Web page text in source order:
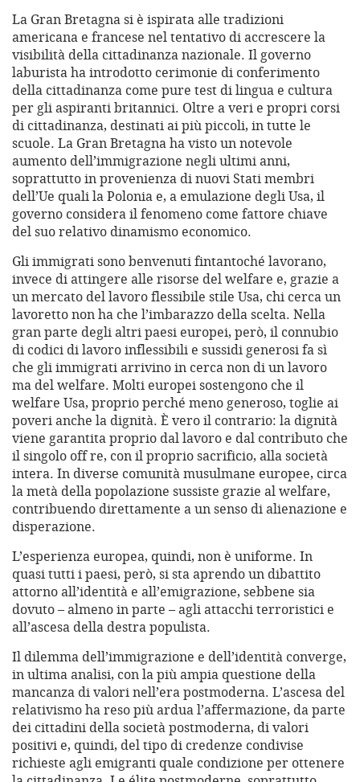
La Gran Bretagna si è ispirata alle tradizioni
americana e francese nel tentativo di accrescere la
visibilità della cittadinanza nazionale. Il governo
laburista ha introdotto cerimonie di conferimento
della cittadinanza come pure test di lingua e cultura
per gli aspiranti britannici. Oltre a veri e propri corsi
di cittadinanza, destinati ai più piccoli, in tutte le
scuole. La Gran Bretagna ha visto un notevole
aumento dell’immigrazione negli ultimi anni,
soprattutto in provenienza di nuovi Stati membri
dell’Ue quali la Polonia e, a emulazione degli Usa, il
governo considera il fenomeno come fattore chiave
del suo relativo dinamismo economico.
Gli immigrati sono benvenuti fintantoché lavorano,
invece di attingere alle risorse del welfare e, grazie a
un mercato del lavoro flessibile stile Usa, chi cerca un
lavoretto non ha che l’imbarazzo della scelta. Nella
gran parte degli altri paesi europei, però, il connubio
di codici di lavoro inflessibili e sussidi generosi fa sì
che gli immigrati arrivino in cerca non di un lavoro
ma del welfare. Molti europei sostengono che il
welfare Usa, proprio perché meno generoso, toglie ai
poveri anche la dignità. È vero il contrario: la dignità
viene garantita proprio dal lavoro e dal contributo che
il singolo off re, con il proprio sacrificio, alla società
intera. In diverse comunità musulmane europee, circa
la metà della popolazione sussiste grazie al welfare,
contribuendo direttamente a un senso di alienazione e
disperazione.
L’esperienza europea, quindi, non è uniforme. In
quasi tutti i paesi, però, si sta aprendo un dibattito
attorno all’identità e all’emigrazione, sebbene sia
dovuto – almeno in parte – agli attacchi terroristici e
all’ascesa della destra populista.
Il dilemma dell’immigrazione e dell’identità converge,
in ultima analisi, con la più ampia questione della
mancanza di valori nell’era postmoderna. L’ascesa del
relativismo ha reso più ardua l’affermazione, da parte
dei cittadini della società postmoderna, di valori
positivi e, quindi, del tipo di credenze condivise
richieste agli emigranti quale condizione per ottenere